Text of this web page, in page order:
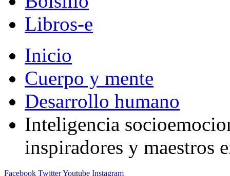
Libros-e
Inicio
Cuerpo y mente
Desarrollo humano
Inteligencia
inspiradores y maestros
Facebook TwitterYoutube Instagram